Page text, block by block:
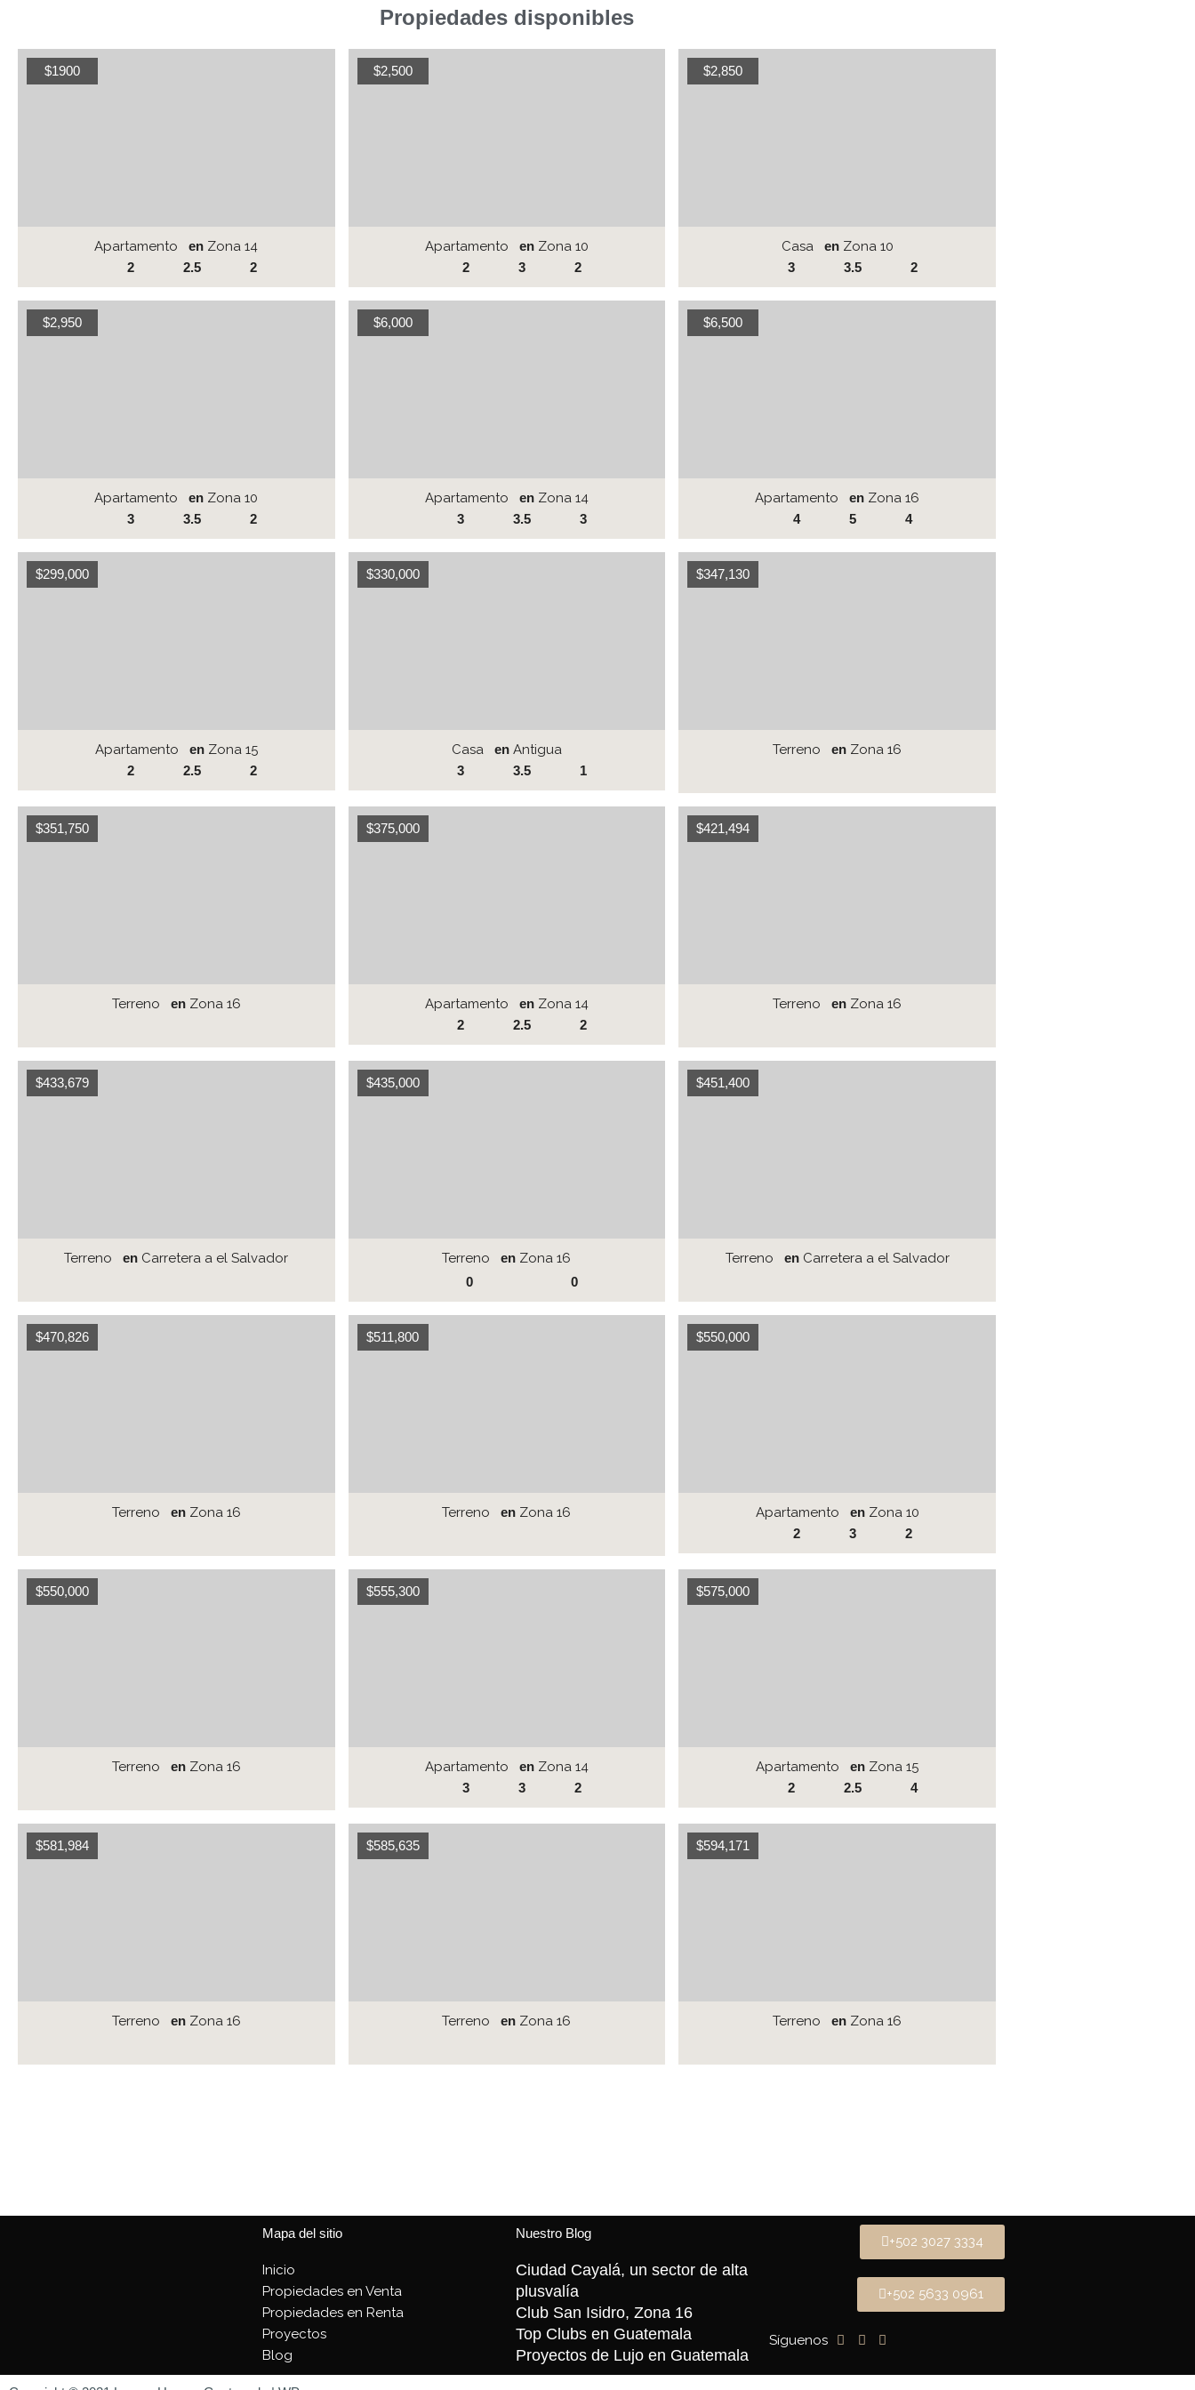
Propiedades disponibles
$1900
Apartamento en Zona 14
2 2.5 2
$2,500
Apartamento en Zona 10
2 3 2
$2,850
Casa en Zona 10
3 3.5 2
$2,950
Apartamento en Zona 10
3 3.5 2
$6,000
Apartamento en Zona 14
3 3.5 3
$6,500
Apartamento en Zona 16
4 5 4
$299,000
Apartamento en Zona 15
2 2.5 2
$330,000
Casa en Antigua
3 3.5 1
$347,130
Terreno en Zona 16
$351,750
Terreno en Zona 16
$375,000
Apartamento en Zona 14
2 2.5 2
$421,494
Terreno en Zona 16
$433,679
Terreno en Carretera a el Salvador
$435,000
Terreno en Zona 16
0 0
$451,400
Terreno en Carretera a el Salvador
$470,826
Terreno en Zona 16
$511,800
Terreno en Zona 16
$550,000
Apartamento en Zona 10
2 3 2
$550,000
Terreno en Zona 16
$555,300
Apartamento en Zona 14
3 3 2
$575,000
Apartamento en Zona 15
2 2.5 4
$581,984
Terreno en Zona 16
$585,635
Terreno en Zona 16
$594,171
Terreno en Zona 16
Mapa del sitio
Inicio
Propiedades en Venta
Propiedades en Renta
Proyectos
Blog
Nuestro Blog
Ciudad Cayalá, un sector de alta
plusvalía
Club San Isidro, Zona 16
Top Clubs en Guatemala
Proyectos de Lujo en Guatemala
+502 3027 3334
+502 5633 0961
Síguenos